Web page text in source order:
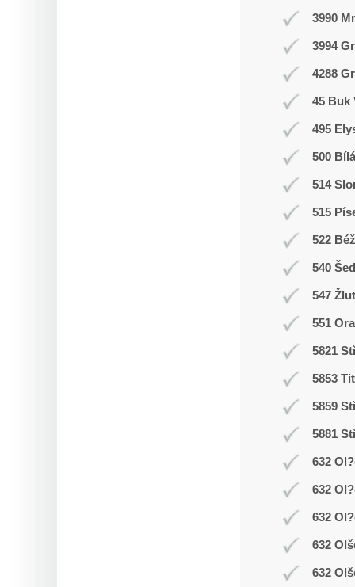
3990
3994
4288
45 Buk
495
500 Bílá
514
515
522
540
547
551
5821
5853
5859
5881
632
632
632
632
632